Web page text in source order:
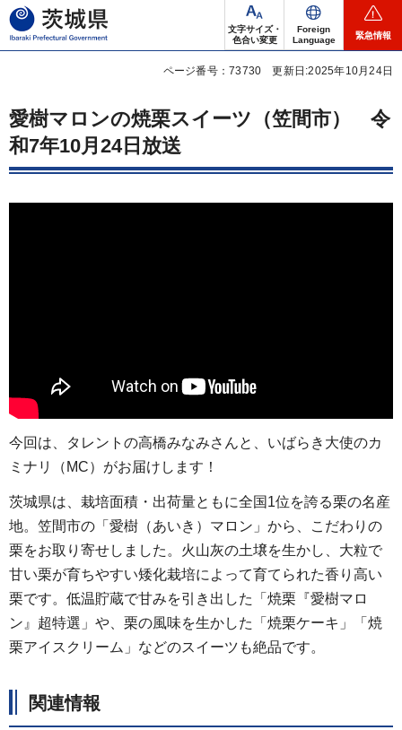
茨城県
文字サイズ・
色合い変更
Foreign
Language
緊急情報
ページ番号：73730 更新日:2025年10月24日
愛樹マロンの焼栗スイーツ（笠間市）
令
和7年10月24日放送
今回は、タレントの高橋みなみさんと、いばらき大使のカ
ミナリ（MC）がお届けします！
茨城県は、栽培面積・出荷量ともに全国1位を誇る栗の名産
地。笠間市の「愛樹（あいき）マロン」から、こだわりの
栗をお取り寄せしました。火山灰の土壌を生かし、大粒で
甘い栗が育ちやすい矮化栽培によって育てられた香り高い
栗です。低温貯蔵で甘みを引き出した「焼栗『愛樹マロ
ン』超特選」や、栗の風味を生かした「焼栗ケーキ」「焼
栗アイスクリーム」などのスイーツも絶品です。
関連情報